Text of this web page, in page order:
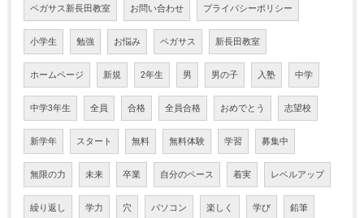
ペガサス新長田教室 お問い合わせ プライバシーポリシー
小学生 勉強 お悩み ペガサス 新長田教室
ホームページ 新規 2年生 男 男の子 入塾 中学
中学3年生 全員 合格 全員合格 おめでとう 志望校
新学年 スタート 無料 無料体験 学習 募集中
無限の力 未来 卒業 自分のペース 着実 レベルアップ
繰り返し 学力 穴 パソコン 楽しく 学び 鉛筆